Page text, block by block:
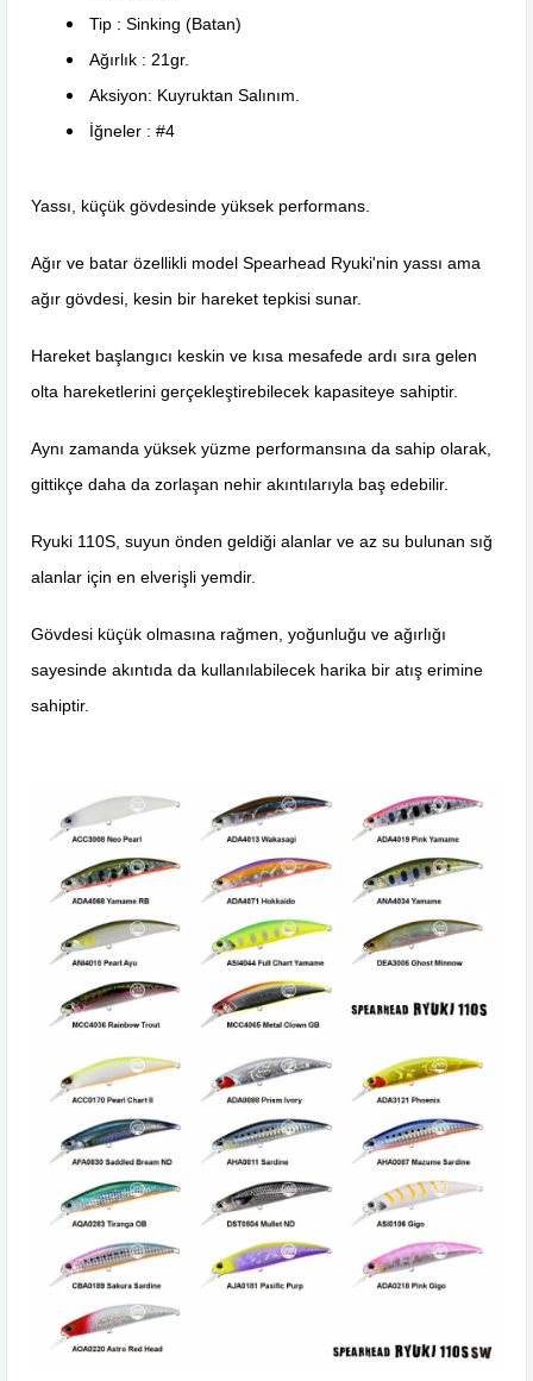
Tip : Sinking (Batan)
Ağırlık : 21gr.
Aksiyon: Kuyruktan Salınım.
İğneler : #4
Yassı, küçük gövdesinde yüksek performans.
Ağır ve batar özellikli model Spearhead Ryuki'nin yassı ama
ağır gövdesi, kesin bir hareket tepkisi sunar.
Hareket başlangıcı keskin ve kısa mesafede ardı sıra gelen
olta hareketlerini gerçekleştirebilecek kapasiteye sahiptir.
Aynı zamanda yüksek yüzme performansına da sahip olarak,
gittikçe daha da zorlaşan nehir akıntılarıyla baş edebilir.
Ryuki 110S, suyun önden geldiği alanlar ve az su bulunan sığ
alanlar için en elverişli yemdir.
Gövdesi küçük olmasına rağmen, yoğunluğu ve ağırlığı
sayesinde akıntıda da kullanılabilecek harika bir atış erimine
sahiptir.